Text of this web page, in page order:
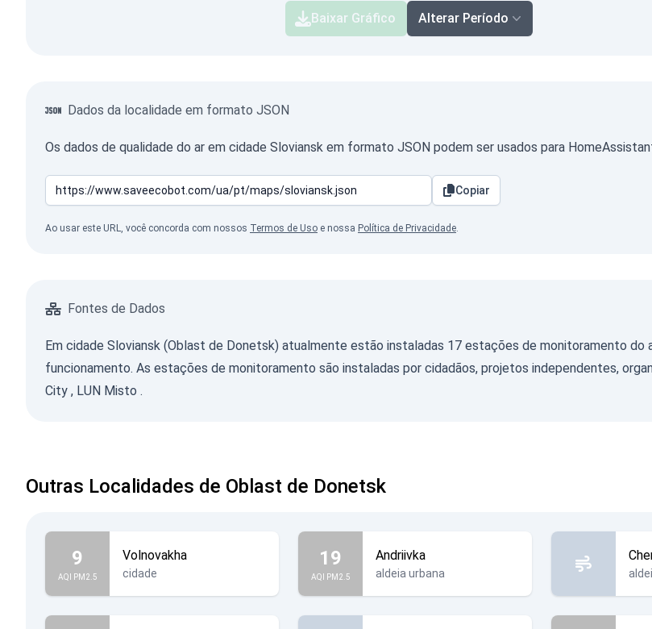
Baixar Gráfico Alterar Período
Dados da localidade em formato JSON
Os dados de qualidade do ar em cidade Sloviansk em formato JSON podem ser usados para
Copiar
Ao usar este URL, você concorda com nossos Termos de Uso e nossa Política de Privacidade.
Fontes de Dados
Em cidade Sloviansk (Oblast de Donetsk) atualmente estão instaladas 17 estações de monitoramento do
funcionamento. As estações de monitoramento são instaladas por cidadãos, projetos independentes,
City , LUN Misto .
Outras Localidades de Oblast de Donetsk
9
AQI PM2.5
Volnovakha
cidade
19
AQI PM2.5
Andriivka
aldeia urbana